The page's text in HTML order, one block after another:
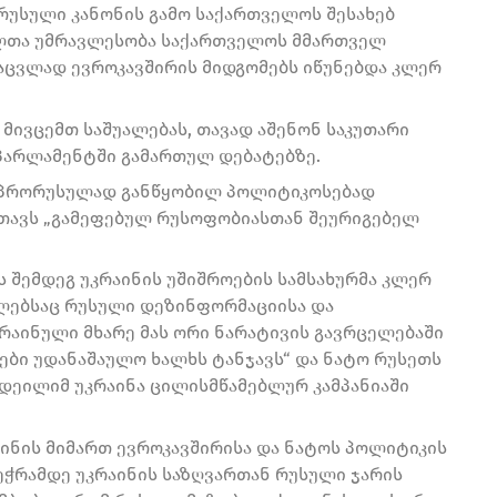
კანონის გამო საქართველოს შესახებ
უმრავლესობა საქართველოს მმართველ
ევროკავშირის მიდგომებს იწუნებდა კლერ
საშუალებას, თავად აშენონ საკუთარი
გამართულ დებატებზე.
განწყობილ პოლიტიკოსებად
„გამეფებულ რუსოფობიასთან შეურიგებელ
უკრაინის უშიშროების სამსახურმა კლერ
რუსული დეზინფორმაციისა და
მხარე მას ორი ნარატივის გავრცელებაში
უდანაშაულო ხალხს ტანჯავს“ და ნატო რუსეთს
უკრაინა ცილისმწამებლურ კამპანიაში
მიმართ ევროკავშირისა და ნატოს პოლიტიკის
უკრაინის საზღვართან რუსული ჯარის